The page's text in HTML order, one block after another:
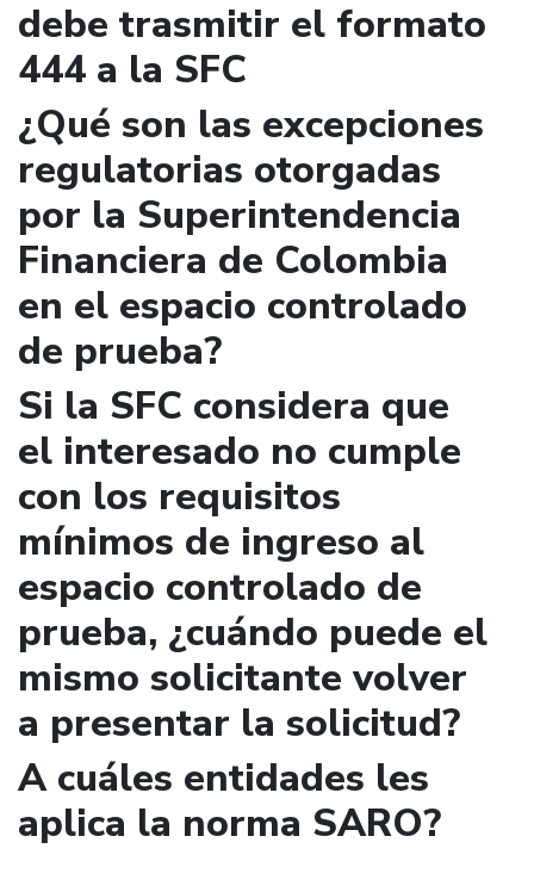
debe trasmitir el formato
444 a la SFC
¿Qué son las excepciones
regulatorias otorgadas
por la Superintendencia
Financiera de Colombia
en el espacio controlado
de prueba?
Si la SFC considera que
el interesado no cumple
con los requisitos
mínimos de ingreso al
espacio controlado de
prueba, ¿cuándo puede el
mismo solicitante volver
a presentar la solicitud?
A cuáles entidades les
aplica la norma SARO?